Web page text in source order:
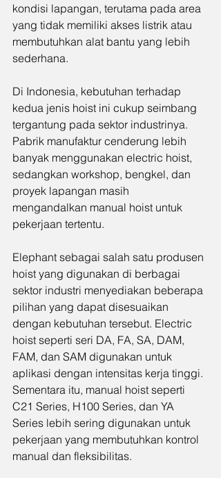
kondisi lapangan, terutama pada area
yang tidak memiliki akses listrik atau
membutuhkan alat bantu yang lebih
sederhana.
Di Indonesia, kebutuhan terhadap
kedua jenis hoist ini cukup seimbang
tergantung pada sektor industrinya.
Pabrik manufaktur cenderung lebih
banyak menggunakan electric hoist,
sedangkan workshop, bengkel, dan
proyek lapangan masih
mengandalkan manual hoist untuk
pekerjaan tertentu.
Elephant sebagai salah satu produsen
hoist yang digunakan di berbagai
sektor industri menyediakan beberapa
pilihan yang dapat disesuaikan
dengan kebutuhan tersebut. Electric
hoist seperti seri DA, FA, SA, DAM,
FAM, dan SAM digunakan untuk
aplikasi dengan intensitas kerja tinggi.
Sementara itu, manual hoist seperti
C21 Series, H100 Series, dan YA
Series lebih sering digunakan untuk
pekerjaan yang membutuhkan kontrol
manual dan fleksibilitas.